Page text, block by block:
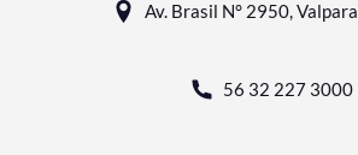
Av. Brasil N° 2950,
56 32 227 3000